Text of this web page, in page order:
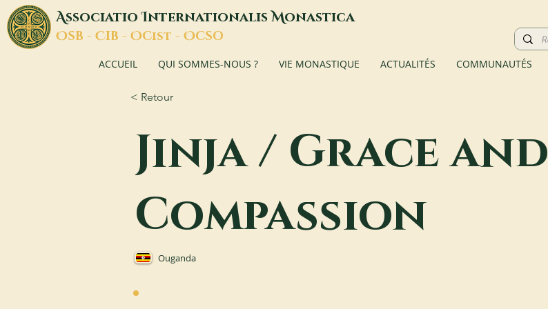
AssociatioInternationalisMonastica
OSB - CIB - OCist - OCSO
ACCUEIL QUI SOMMES-NOUS ? VIE MONASTIQUE ACTUALITÉS COMMUNAUTÉS
< Retour
Jinja / Grace and
Compassion
Ouganda